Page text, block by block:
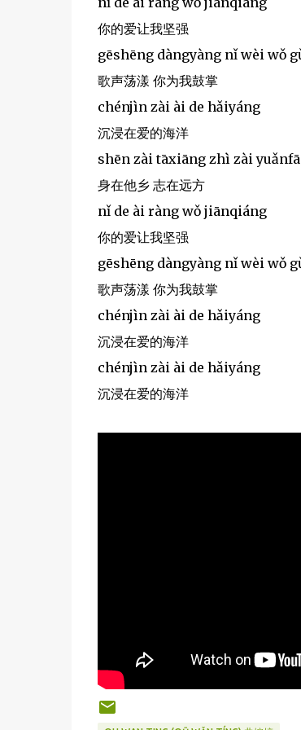
你的爱让我坚强
gēshēng dàngyàng nǐ wèi wǒ
歌声荡漾 你为我鼓掌
chénjìn zài ài de hǎiyáng
沉浸在爱的海洋
shēn zài tāxiāng zhì zài
身在他乡 志在远方
nǐ de ài ràng wǒ jiānqiáng
你的爱让我坚强
gēshēng dàngyàng nǐ wèi wǒ
歌声荡漾 你为我鼓掌
chénjìn zài ài de hǎiyáng
沉浸在爱的海洋
chénjìn zài ài de hǎiyáng
沉浸在爱的海洋